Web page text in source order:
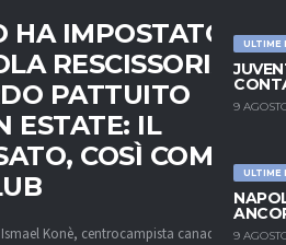
ULTIME
9
ULTIME
9
HA IMPOSTATO
RESCISSORIA
PATTUITO
ESTATE: IL
COSÌ COME
Konè, centrocampista canadese, è